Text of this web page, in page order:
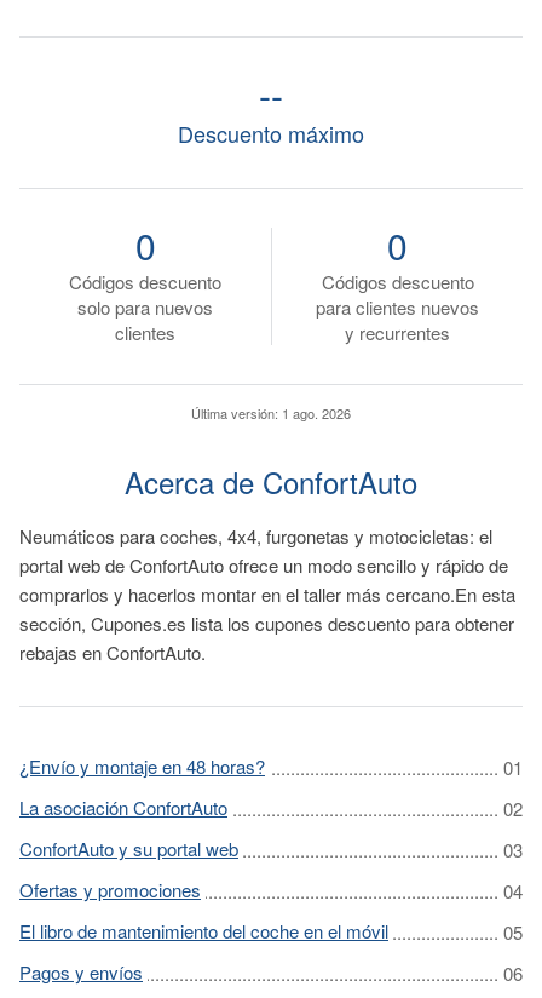
Descuento máximo
--
Códigos descuento
solo para nuevos
clientes
0
Códigos descuento
para clientes nuevos
y recurrentes
0
Última versión: 1 ago. 2026
Acerca de ConfortAuto
Neumáticos para coches, 4x4, furgonetas y motocicletas: el
portal web de ConfortAuto ofrece un modo sencillo y rápido de
comprarlos y hacerlos montar en el taller más cercano.En esta
sección, Cupones.es lista los cupones descuento para obtener
rebajas en ConfortAuto.
¿Envío y montaje en 48 horas?
La asociación ConfortAuto
ConfortAuto y su portal web
Ofertas y promociones
El libro de mantenimiento del coche en el móvil
Pagos y envíos